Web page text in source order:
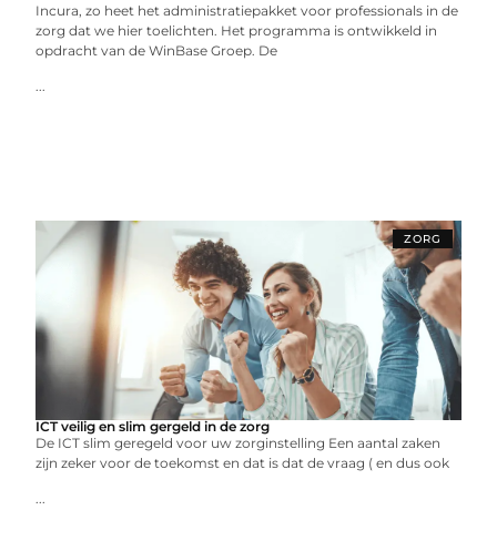
Incura, zo heet het administratiepakket voor professionals in de
zorg dat we hier toelichten. Het programma is ontwikkeld in
opdracht van de WinBase Groep. De
...
ZORG
ICT veilig en slim gergeld in de zorg
De ICT slim geregeld voor uw zorginstelling Een aantal zaken
zijn zeker voor de toekomst en dat is dat de vraag ( en dus ook
...